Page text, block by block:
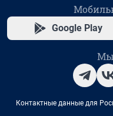
Google Play
Мы
Контактные данные для